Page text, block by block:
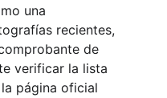
una
recientes,
de
verificar la lista
página oficial